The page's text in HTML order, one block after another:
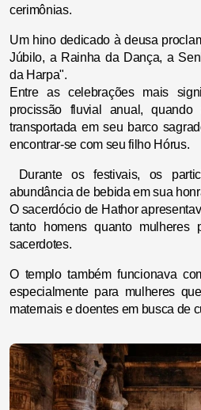
cerimônias.
Um hino dedicado à deusa
Júbilo, a Rainha da Dança, a
da Harpa".
Entre as celebrações mais
procissão fluvial anual,
transportada em seu barco
encontrar-se com seu filho Hórus.
Durante os festivais, os
abundância de bebida em sua
O sacerdócio de Hathor
tanto homens quanto mulheres
sacerdotes.
O templo também funcionava
especialmente para mulheres
maternais e doentes em busca de